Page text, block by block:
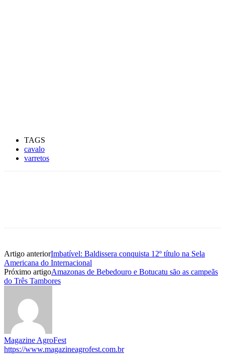
TAGS
cavalo
varretos
Artigo anteriorImbatível: Baldissera conquista 12º título na Sela
Americana do Internacional
Próximo artigoAmazonas de Bebedouro e Botucatu são as campeãs
do Três Tambores
Magazine AgroFest
https://www.magazineagrofest.com.br